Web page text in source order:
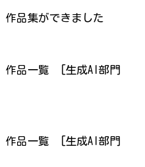
品集ができました
作品一覧 [生成AI部門
作品一覧 [生成AI部門